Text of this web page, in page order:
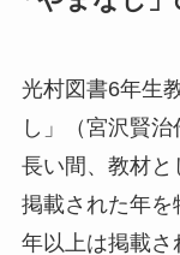
光村図書6年生
し」（宮沢賢治
長い間、教材と
掲載された年
年以上は掲載さ